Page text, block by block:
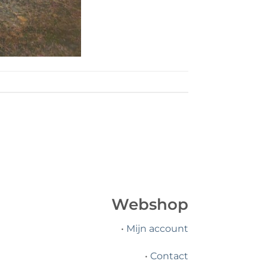
Webshop
• Mijn account
• Contact